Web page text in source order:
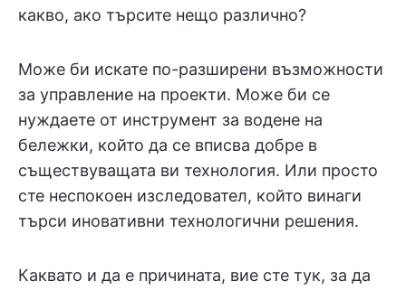
какво, ако търсите нещо различно?
Може би искате по-разширени възможности
за управление на проекти. Може би се
нуждаете от инструмент за водене на
бележки, който да се вписва добре в
съществуващата ви технология. Или просто
сте неспокоен изследовател, който винаги
търси иновативни технологични решения.
Каквато и да е причината, вие сте тук, за да